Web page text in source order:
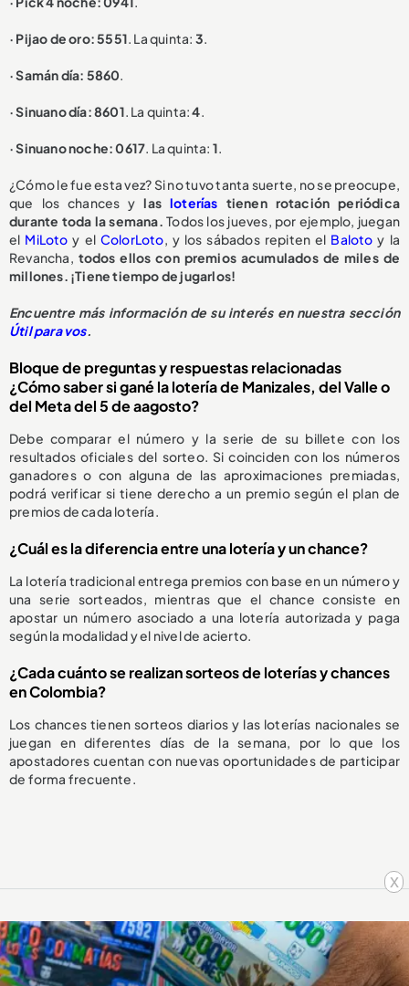
x
· Pijao de oro: 5551. La quinta: 3.
· Samán día: 5860.
· Sinuano día: 8601. La quinta:4.
· Sinuano noche: 0617. La quinta: 1.
¿Cómo le fue esta vez? Si no tuvo tanta suerte, no se preocupe,
que los chances ylasloterías tienen rotación periódica
durante toda la semana. Todos los jueves, por ejemplo, juegan
el MiLoto y el ColorLoto, y los sábados repiten el Baloto y la
Revancha, todos ellos con premios acumulados de miles de
millones. ¡Tiene tiempo de jugarlos!
Encuentre más información de su interés en nuestra sección
Útil para vos.
Bloque de preguntas y respuestas relacionadas
¿Cómo saber si gané la lotería de Manizales, del Valle o
del Meta del 5 de aagosto?
Debe comparar el número y la serie de su billete con los
resultados oficiales del sorteo. Si coinciden con los números
ganadores o con alguna de las aproximaciones premiadas,
podrá verificar si tiene derecho a un premio según el plan de
premios de cada lotería.
¿Cuál es la diferencia entre una lotería y un chance?
La lotería tradicional entrega premios con base en un número y
una serie sorteados, mientras que el chance consiste en
apostar un número asociado a una lotería autorizada y paga
según la modalidad y el nivel de acierto.
¿Cada cuánto se realizan sorteos de loterías y chances
en Colombia?
Los chances tienen sorteos diarios y las loterías nacionales se
juegan en diferentes días de la semana, por lo que los
apostadores cuentan con nuevas oportunidades de participar
de forma frecuente.